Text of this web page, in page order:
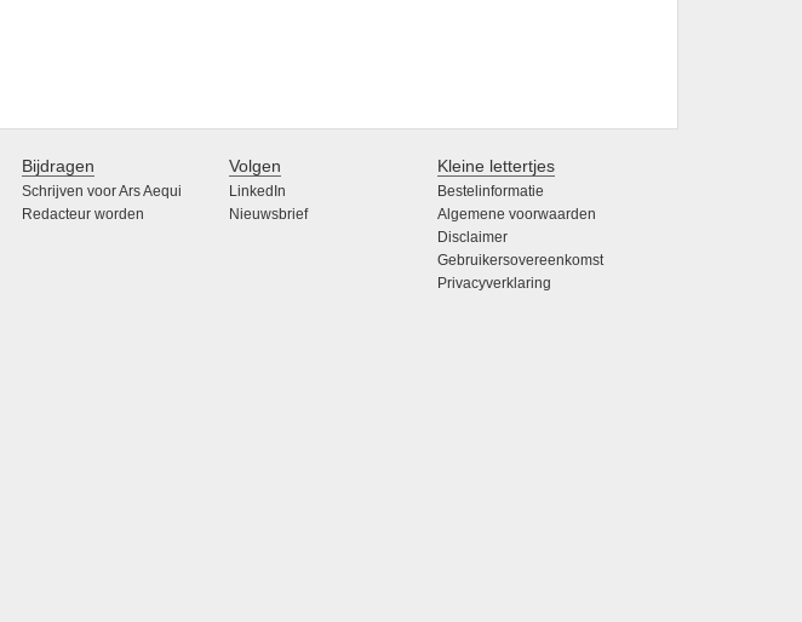
Bijdragen
Schrijven voor Ars Aequi
Redacteur worden
Volgen
LinkedIn
Nieuwsbrief
Kleine lettertjes
Bestelinformatie
Algemene voorwaarden
Disclaimer
Gebruikersovereenkomst
Privacyverklaring